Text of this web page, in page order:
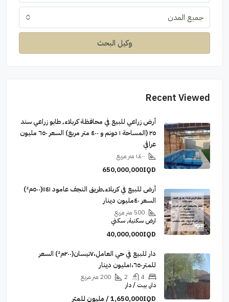
جميع المدن
وكيل البحث
Recent Viewed
أرض زراعي للبيع في محافظة كربلاء٬ طابو زراعي سند
٢٥ (المساحة ١ دونم و ٤٠٠ متر مربع) السعر ٦٥٠ مليون
عراقي
١،٤٠٠ متر مربع
650,000,000IQD
أرض للبيع في كربلاء٬طريق النجف عامود ١١٤١(٥٠٠م²)
السعر ٤٠مليون دينار
500 متر مربع
ارض سكنية, سكني
40,000,000IQD
دار للبيع في حي العامل،٧نيسان(٢٠٠م²) السعر
للمتر١،٦٥٠مليون دينار
4
2
200 متر مربع
دار, بيت / دار
1,650,000IQD / مليون للمتر